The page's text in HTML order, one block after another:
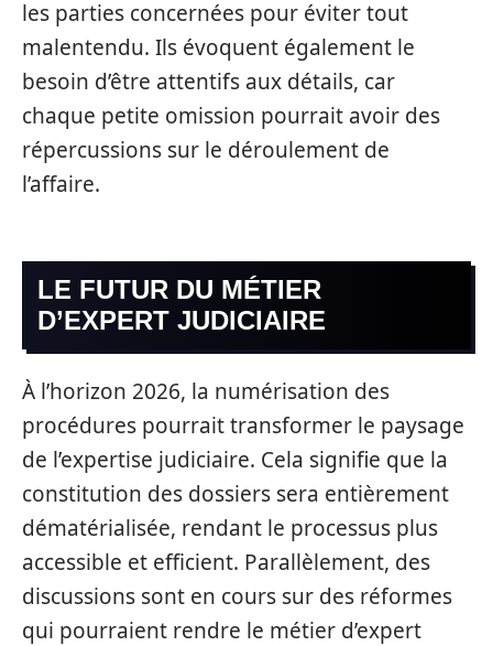
les parties concernées pour éviter tout
malentendu. Ils évoquent également le
besoin d’être attentifs aux détails, car
chaque petite omission pourrait avoir des
répercussions sur le déroulement de
l’affaire.
LE FUTUR DU MÉTIER
D’EXPERT JUDICIAIRE
À l’horizon 2026, la numérisation des
procédures pourrait transformer le paysage
de l’expertise judiciaire. Cela signifie que la
constitution des dossiers sera entièrement
dématérialisée, rendant le processus plus
accessible et efficient. Parallèlement, des
discussions sont en cours sur des réformes
qui pourraient rendre le métier d’expert